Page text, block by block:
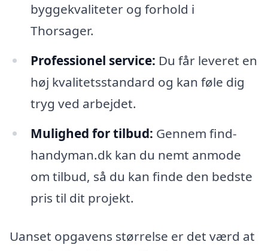
byggekvaliteter og forhold i
Thorsager.
Professionel service: Du får leveret en
høj kvalitetsstandard og kan føle dig
tryg ved arbejdet.
Mulighed for tilbud: Gennem find-
handyman.dk kan du nemt anmode
om tilbud, så du kan finde den bedste
pris til dit projekt.
Uanset opgavens størrelse er det værd at